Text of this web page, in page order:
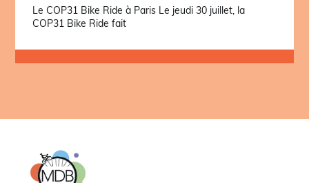
Le COP31 Bike Ride à Paris Le jeudi 30 juillet, la
COP31 Bike Ride fait